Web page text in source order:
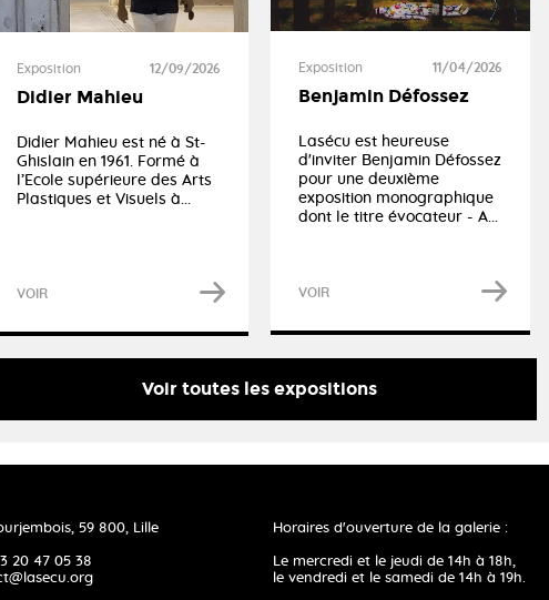
Exposition 12/09/2026
Didier Mahieu
Didier Mahieu est né à St-
Ghislain en 1961. Formé à
l’Ecole supérieure des Arts
Plastiques et Visuels à...
VOIR
Exposition 11/04/2026
Benjamin Défossez
Lasécu est heureuse
d'inviter Benjamin Défossez
pour une deuxième
exposition monographique
dont le titre évocateur - A...
VOIR
Voir toutes les expositions
59 800, Lille
20 47 05 38
Horaires d'ouverture de la galerie :
Le mercredi et le jeudi de 14h à 18h,
le vendredi et le samedi de 14h à 19h.